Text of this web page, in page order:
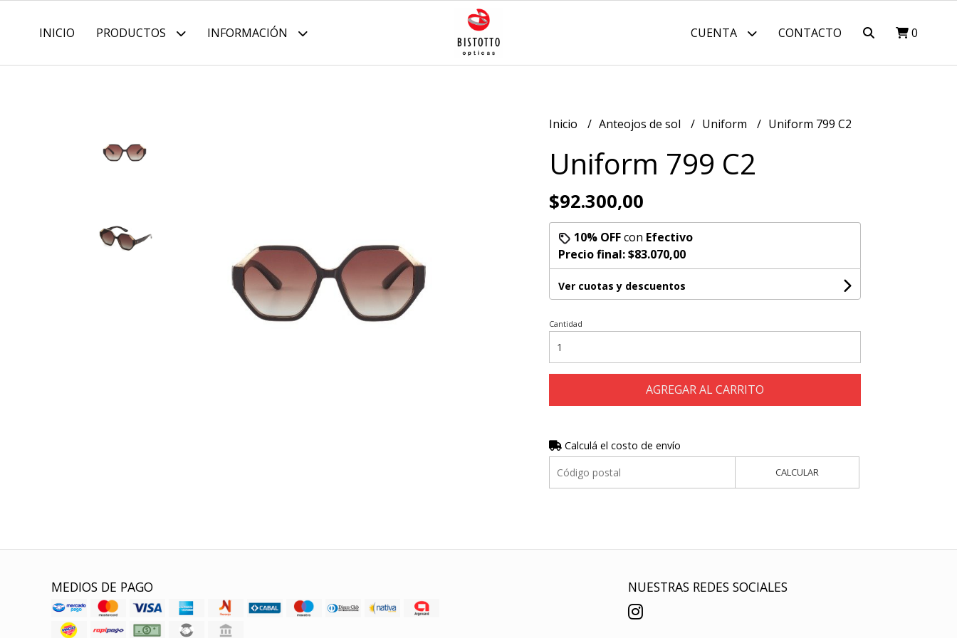
INICIO PRODUCTOS INFORMACIÓN CUENTA CONTACTO 0
Inicio Anteojos de sol Uniform Uniform 799 C2
Uniform 799 C2
$92.300,00
10% OFFcon Efectivo
Precio final:$83.070,00
Ver cuotas y descuentos
Cantidad
AGREGAR AL CARRITO
Calculá el costo de envío
CALCULAR
MEDIOS DE PAGO NUESTRAS REDES SOCIALES